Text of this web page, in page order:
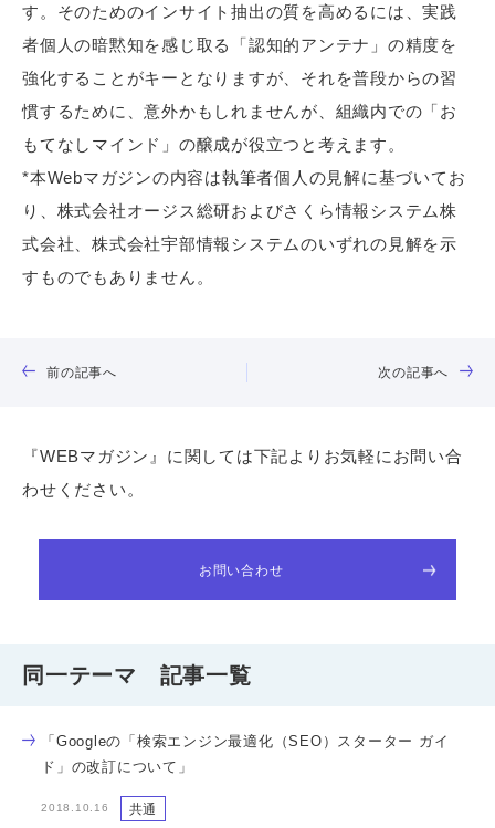
す。そのためのインサイト抽出の質を高めるには、実践
者個人の暗黙知を感じ取る「認知的アンテナ」の精度を
強化することがキーとなりますが、それを普段からの習
慣するために、意外かもしれませんが、組織内での「お
もてなしマインド」の醸成が役立つと考えます。
*本Webマガジンの内容は執筆者個人の見解に基づいてお
り、株式会社オージス総研およびさくら情報システム株
式会社、株式会社宇部情報システムのいずれの見解を示
すものでもありません。
前の記事へ 次の記事へ
『WEBマガジン』に関しては下記よりお気軽にお問い合
わせください。
お問い合わせ
同一テーマ 記事一覧
「Googleの「検索エンジン最適化（SEO）スターター ガイ
ド」の改訂について」
2018.10.16 共通